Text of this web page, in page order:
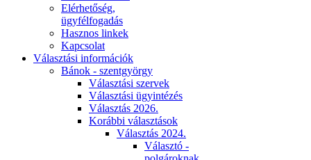
Elérhetőség,
ügyfélfogadás
Hasznos linkek
Kapcsolat
Választási információk
Bánok - szentgyörgy
Választási szervek
Választási ügyintézés
Választás 2026.
Korábbi választások
Választás 2024.
Választó -